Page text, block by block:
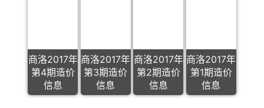
商洛2017年
第4期造价
信息
商洛2017年
第3期造价
信息
商洛2017年
第2期造价
信息
商洛2017年
第1期造价
信息